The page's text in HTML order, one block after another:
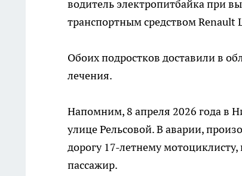
водитель электропитбайка при
транспортным средством Renault
Обоих подростков доставили в
лечения.
Напомним, 8 апреля 2026 года в
улице Рельсовой. В аварии,
дорогу 17-летнему
пассажир.